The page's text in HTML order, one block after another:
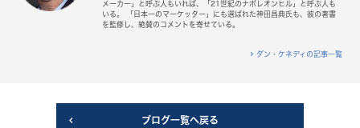
メーカー」と呼ぶ人もいれば、「21世紀のナポレオンヒル」と呼ぶ人も
いる。 「日本一のマーケッター」にも選ばれた神田昌典氏も、彼の著書
を監修し、絶賛のコメントを寄せている。
ダン・ケネディの記事一覧
ブログ一覧へ戻る